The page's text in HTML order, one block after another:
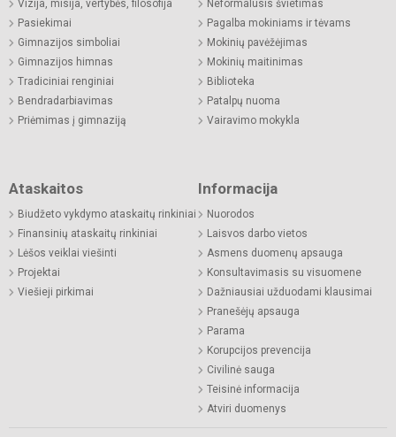
Vizija, misija, vertybės, filosofija
Pasiekimai
Gimnazijos simboliai
Gimnazijos himnas
Tradiciniai renginiai
Bendradarbiavimas
Priėmimas į gimnaziją
Neformalusis švietimas
Pagalba mokiniams ir tėvams
Mokinių pavėžėjimas
Mokinių maitinimas
Biblioteka
Patalpų nuoma
Vairavimo mokykla
Ataskaitos
Biudžeto vykdymo ataskaitų rinkiniai
Finansinių ataskaitų rinkiniai
Lėšos veiklai viešinti
Projektai
Viešieji pirkimai
Informacija
Nuorodos
Laisvos darbo vietos
Asmens duomenų apsauga
Konsultavimasis su visuomene
Dažniausiai užduodami klausimai
Pranešėjų apsauga
Parama
Korupcijos prevencija
Civilinė sauga
Teisinė informacija
Atviri duomenys